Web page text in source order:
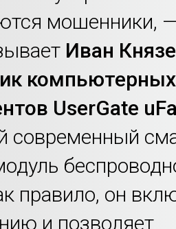
мошенники,
Иван
компьютерных
UserGate
современный
правило, он
и позволяет